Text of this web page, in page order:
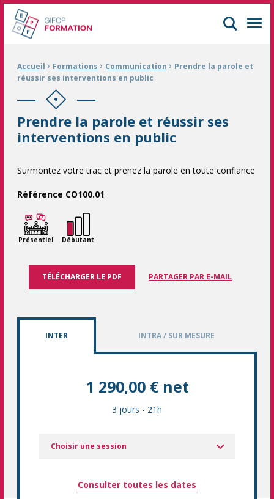
GIFOP Formation Centre de formation continue à Mulhouse
Fil d'Ariane :
Accueil › Formations › Communication › Prendre la parole et
réussir ses interventions en public
Prendre la parole et réussir ses
interventions en public
Surmontez votre trac et prenez la parole en toute confiance
Référence CO100.01
Présentiel Débutant
TÉLÉCHARGER LE PDF PARTAGER PAR E-MAIL
INTER INTRA / SUR MESURE
1 290,00 € net
3 jours - 21h
Choisir une session
Consulter toutes les dates